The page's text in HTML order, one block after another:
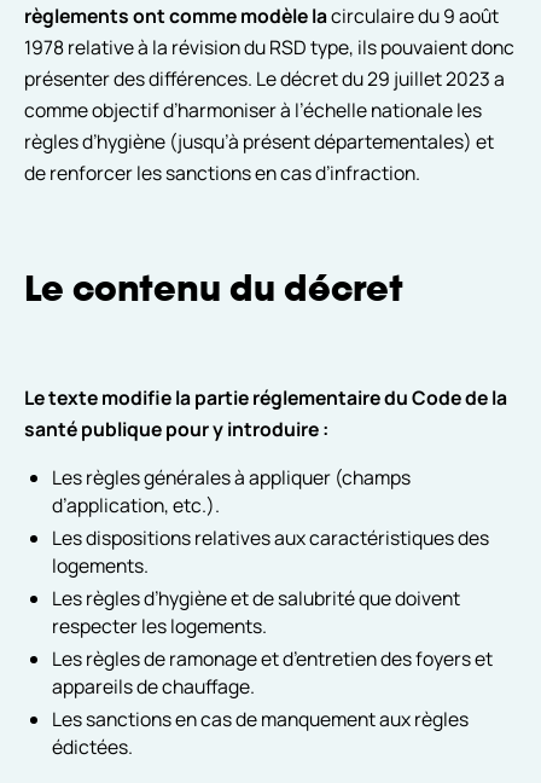
règlements ont comme modèle lacirculaire du 9 août
1978 relative à la révision du RSD type, ils pouvaient donc
présenter des différences. Le décret du 29 juillet 2023 a
comme objectif d’harmoniser à l’échelle nationale les
règles d’hygiène (jusqu’à présent départementales) et
de renforcer les sanctions en cas d’infraction.
Le contenu du décret
Le texte modifie la partie réglementaire du Code de la
santé publique pour y introduire :
Les règles générales à appliquer (champs
d’application, etc.).
Les dispositions relatives aux caractéristiques des
logements.
Les règles d’hygiène et de salubrité que doivent
respecter les logements.
Les règles de ramonage et d’entretien des foyers et
appareils de chauffage.
Les sanctions en cas de manquement aux règles
édictées.